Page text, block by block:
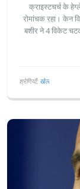
क्राइस्टचर्च के
रोमांचक रहा। केन
बशीर ने 4 विकेट
श्रेणियाँ: खेल